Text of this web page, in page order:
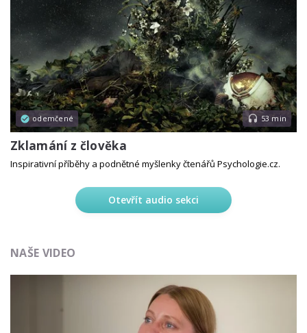
odemčené 53 min
Zklamání z člověka
Inspirativní příběhy a podnětné myšlenky čtenářů Psychologie.cz.
Otevřít audio sekci
NAŠE VIDEO